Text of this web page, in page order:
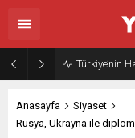
Türkiye’nin
Anasayfa
Siyaset
Rusya, Ukrayna ile